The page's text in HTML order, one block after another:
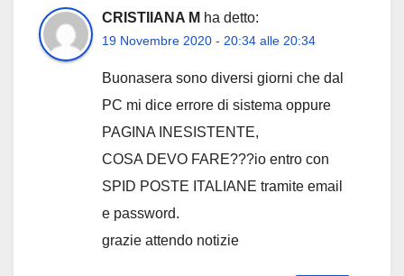
CRISTIIANA M ha detto:
19 Novembre 2020 - 20:34 alle 20:34
Buonasera sono diversi giorni che dal
PC mi dice errore di sistema oppure
PAGINA INESISTENTE,
COSA DEVO FARE???io entro con
SPID POSTE ITALIANE tramite email
e password.
grazie attendo notizie